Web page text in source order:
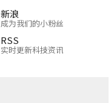
新浪
成为我们的小粉丝
RSS
实时更新科技资讯